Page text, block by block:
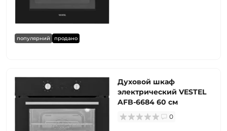
популярний продано
Духовой шкаф
электрический VESTEL
AFB-6684 60 см
0